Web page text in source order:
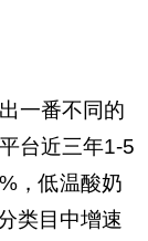
一番不同的
台近三年1-5
，低温酸奶
类目中增速